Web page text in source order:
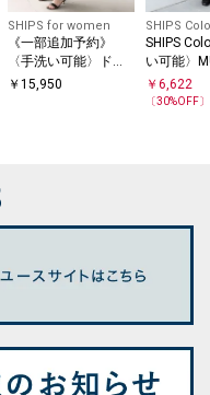
SHIPS for women
《一部追加予約》
〈手洗い可能〉ドッ
ト / 花柄 バンドカラ
￥ 15,950
SHIPS
SHIPS
い可能〉
フラワー
ンピース
￥6,622
〔30%OFF〕